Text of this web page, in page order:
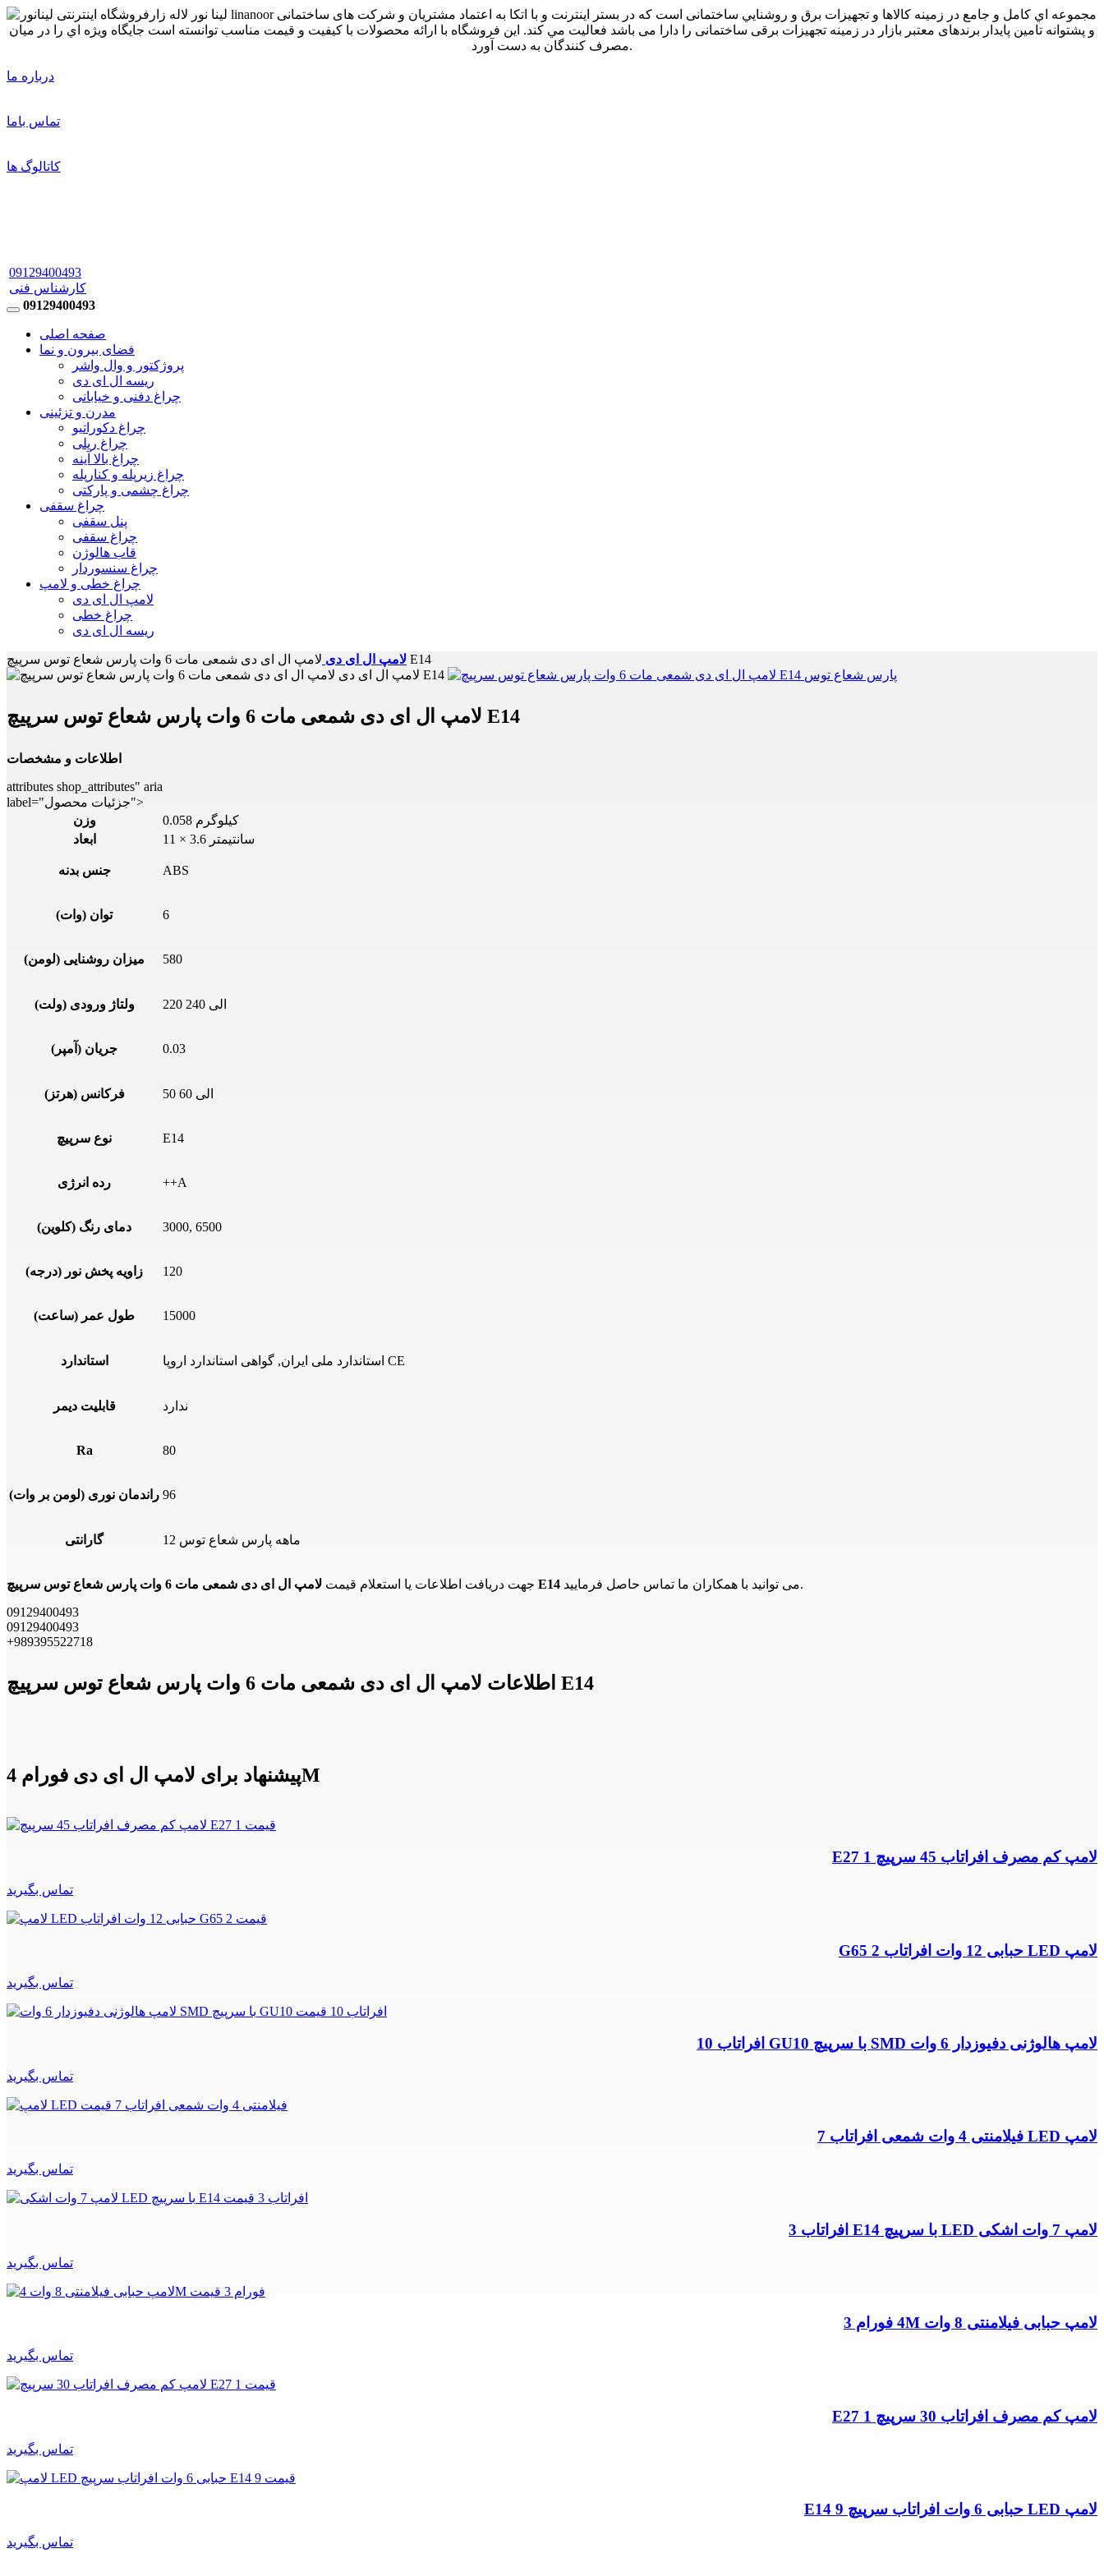
درباره ما
تماس باما
کاتالوگ ها
09129400493
کارشناس فنی
09129400493
صفحه اصلی
فضای بیرون و نما
پروژکتور و وال واشر
ریسه ال ای دی
چراغ دفنی و خیابانی
مدرن و تزئینی
چراغ دکوراتیو
چراغ ریلی
چراغ بالا آینه
چراغ زیرپله و کنارپله
چراغ چشمی و پارکتی
چراغ سقفی
پنل سقفی
چراغ سقفی
قاب هالوژن
چراغ سنسوردار
چراغ خطی و لامپ
لامپ ال ای دی
چراغ خطی
ریسه ال ای دی
لامپ ال ای دی لامپ ال ای دی شمعی مات 6 وات پارس شعاع توس سرپیچ E14
لامپ ال ای دی شمعی مات 6 وات پارس شعاع توس سرپیچ E14
اطلاعات و مشخصات
attributes shop_attributes" aria
label="جزئیات محصول">
وزن
0.058 کیلوگرم
ابعاد
11 × 3.6 سانتیمتر
جنس بدنه ABS
توان (وات) 6
میزان روشنایی (لومن) 580
ولتاژ ورودی (ولت) 220 الی 240
جریان (آمپر) 0.03
فرکانس (هرتز) 50 الی 60
نوع سرپیچ E14
رده انرژی ++A
دمای رنگ (کلوین) 3000, 6500
زاویه پخش نور (درجه) 120
طول عمر (ساعت) 15000
استاندارد استاندارد ملی ایران, گواهی استاندارد اروپا CE
قابلیت دیمر ندارد
Ra 80
راندمان نوری (لومن بر وات) 96
گارانتی 12 ماهه پارس شعاع توس
جهت دریافت اطلاعات یا استعلام قیمت لامپ ال ای دی شمعی مات 6 وات پارس شعاع توس سرپیچ E14
می توانید با همکاران ما تماس حاصل فرمایید.
09129400493
09129400493
+989395522718
اطلاعات لامپ ال ای دی شمعی مات 6 وات پارس شعاع توس سرپیچ E14
پیشنهاد برای لامپ ال ای دی فورام 4M
لامپ کم مصرف افراتاب 45 سرپیچ E27 1
تماس بگیرید
لامپ LED حبابی 12 وات افراتاب G65 2
تماس بگیرید
لامپ هالوژنی دفیوزدار 6 وات SMD با سرپیچ GU10 افراتاب 10
تماس بگیرید
لامپ LED فیلامنتی 4 وات شمعی افراتاب 7
تماس بگیرید
لامپ 7 وات اشکی LED با سرپیچ E14 افراتاب 3
تماس بگیرید
لامپ حبابی فیلامنتی 8 وات 4M فورام 3
تماس بگیرید
لامپ کم مصرف افراتاب 30 سرپیچ E27 1
تماس بگیرید
لامپ LED حبابی 6 وات افراتاب سرپیچ E14 9
تماس بگیرید